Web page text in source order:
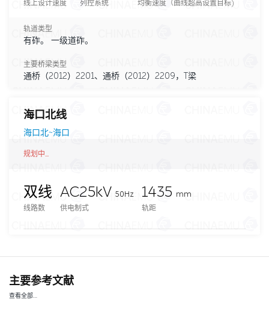
线上设计速度 列控系统 均衡速度（曲线超高设置目标)
轨道类型
有砟。 一级道砟。
主要桥梁类型
通桥（2012）2201、通桥（2012）2209，T梁
海口北线
海口北~海口
规划中...
双线
线路数
AC25kV 50Hz
供电制式
1435 mm
轨距
主要参考文献
查看全部…